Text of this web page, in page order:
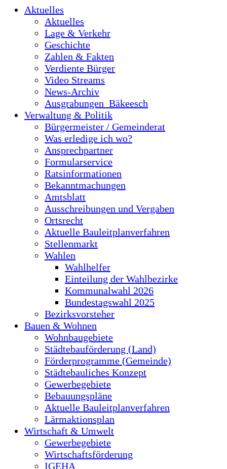
Aktuelles
Aktuelles
Lage & Verkehr
Geschichte
Zahlen & Fakten
Verdiente Bürger
Video Streams
News-Archiv
Ausgrabungen_Bäkeesch
Verwaltung & Politik
Bürgermeister / Gemeinderat
Was erledige ich wo?
Ansprechpartner
Formularservice
Ratsinformationen
Bekanntmachungen
Amtsblatt
Ausschreibungen und Vergaben
Ortsrecht
Aktuelle Bauleitplanverfahren
Stellenmarkt
Wahlen
Wahlhelfer
Einteilung der Wahlbezirke
Kommunalwahl 2026
Bundestagswahl 2025
Bezirksvorsteher
Bauen & Wohnen
Wohnbaugebiete
Städtebauförderung (Land)
Förderprogramme (Gemeinde)
Städtebauliches Konzept
Gewerbegebiete
Bebauungspläne
Aktuelle Bauleitplanverfahren
Lärmaktionsplan
Wirtschaft & Umwelt
Gewerbegebiete
Wirtschaftsförderung
IGEHA